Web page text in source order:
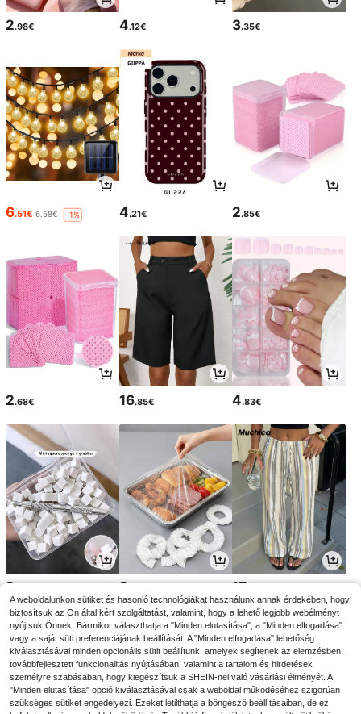
2.98€ 4.12€ 3.35€
6.51€ 6.58€ -1% 4.21€ 2.85€
2.68€ 16.85€ 4.83€
2 2 17
A weboldalunkon sütiket és hasonló technológiákat használunk annak érdekében, hogy
biztosítsuk az Ön által kért szolgáltatást, valamint, hogy a lehető legjobb webélményt
nyújtsuk Önnek. Bármikor választhatja a "Minden elutasítása", a "Minden elfogadása"
vagy a saját süti preferenciájának beállítását. A "Minden elfogadása" lehetőség
kiválasztásával minden opcionális sütit beállítunk, amelyek segítenek az elemzésben,
továbbfejlesztett funkcionalitás nyújtásában, valamint a tartalom és hirdetések
személyre szabásában, hogy kiegészítsük a SHEIN-nel való vásárlási élményét. A
"Minden elutasítása" opció kiválasztásával csak a weboldal működéséhez szigorúan
szükséges sütiket engedélyezi. Ezeket letilthatja a böngésző beállításaiban, de ez